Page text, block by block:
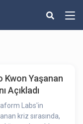
Yaşanan
Açıkladı
Labs'in
kriz sırasında,